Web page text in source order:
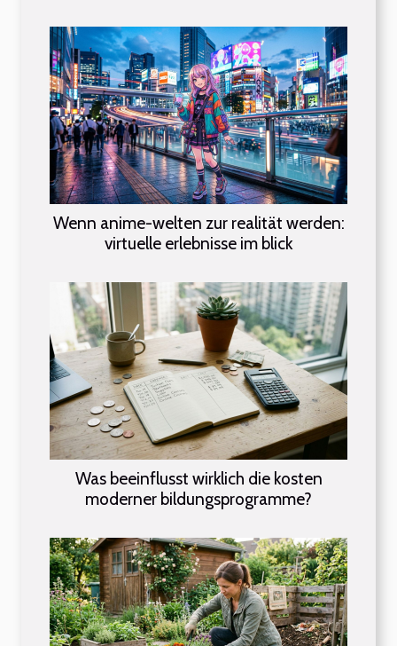
Wenn anime-welten zur realität werden:
virtuelle erlebnisse im blick
Was beeinflusst wirklich die kosten
moderner bildungsprogramme?